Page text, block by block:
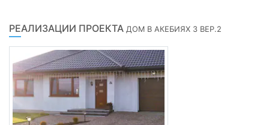
РЕАЛИЗАЦИИ ПРОЕКТА ДОМ В АКЕБИЯХ 3 ВЕР.2